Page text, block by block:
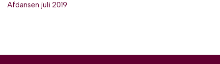
Afdansen juli 2019